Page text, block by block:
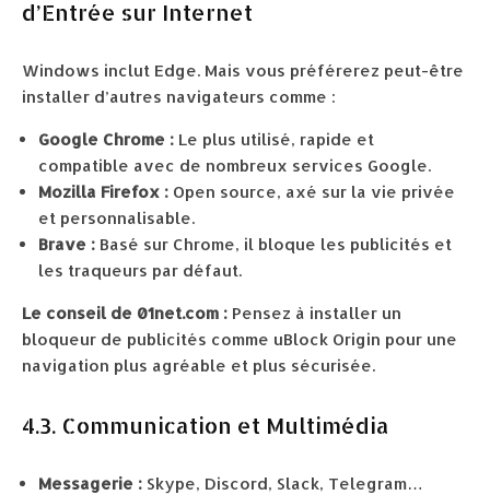
d’Entrée sur Internet
Windows inclut Edge. Mais vous préférerez peut-être
installer d’autres navigateurs comme :
Google Chrome : Le plus utilisé, rapide et
compatible avec de nombreux services Google.
Mozilla Firefox : Open source, axé sur la vie privée
et personnalisable.
Brave : Basé sur Chrome, il bloque les publicités et
les traqueurs par défaut.
Le conseil de 01net.com : Pensez à installer un
bloqueur de publicités comme uBlock Origin pour une
navigation plus agréable et plus sécurisée.
4.3. Communication et Multimédia
Messagerie : Skype, Discord, Slack, Telegram…